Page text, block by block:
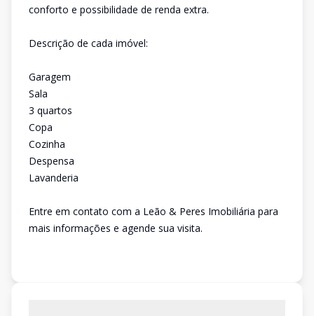
conforto e possibilidade de renda extra.
Descrição de cada imóvel:
Garagem
Sala
3 quartos
Copa
Cozinha
Despensa
Lavanderia
Entre em contato com a Leão & Peres Imobiliária para
mais informações e agende sua visita.